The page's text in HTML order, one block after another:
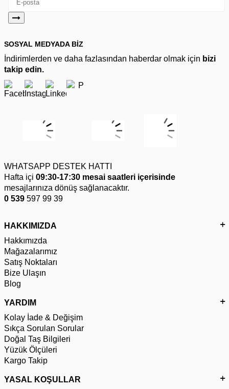
SOSYAL MEDYADA BİZ
İndirimlerden ve daha fazlasından haberdar olmak için bizi
takip edin.
WHATSAPP DESTEK HATTI
Hafta içi 09:30-17:30 mesai saatleri içerisinde
mesajlarınıza dönüş sağlanacaktır.
0 539 597 99 39
HAKKIMIZDA
Hakkımızda
Mağazalarımız
Satış Noktaları
Bize Ulaşın
Blog
YARDIM
Kolay İade & Değişim
Sıkça Sorulan Sorular
Doğal Taş Bilgileri
Yüzük Ölçüleri
Kargo Takip
YASAL KOŞULLAR